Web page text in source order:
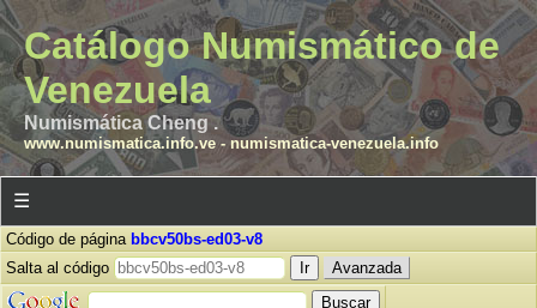
Catálogo Numismático de
Venezuela
Numismática Cheng .
www.numismatica.info.ve- numismatica-venezuela.info
☰
Código de página bbcv50bs-ed03-v8
Salta al código
Avanzada